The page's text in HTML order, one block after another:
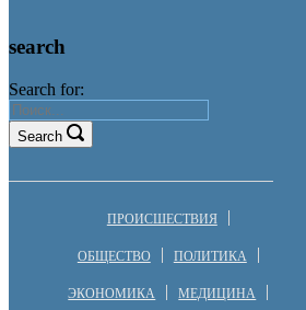
search
Search for:
Search
ПРОИСШЕСТВИЯ
ОБЩЕСТВО ПОЛИТИКА
ЭКОНОМИКА МЕДИЦИНА